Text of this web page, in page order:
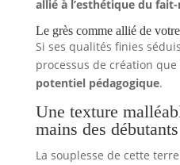
allié à l’esthétique du
Le grès comme allié de
Si ses qualités finies
processus de création
potentiel pédagogique.
Une texture
mains des débutants
La souplesse de cette